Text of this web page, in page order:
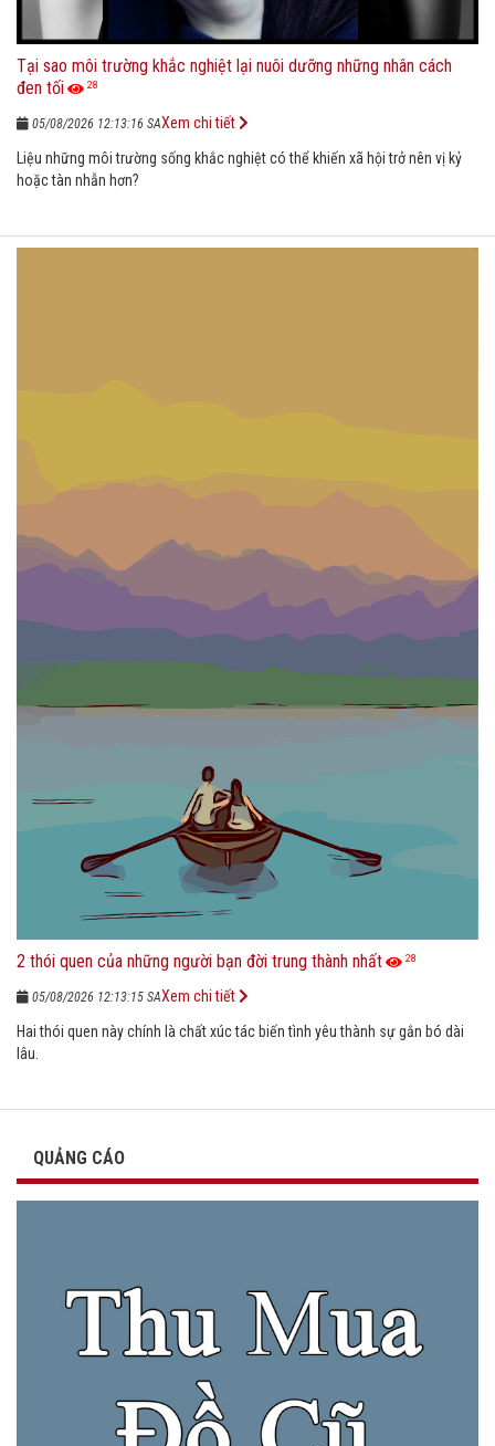
Tại sao môi trường khắc nghiệt lại nuôi dưỡng những nhân cách
đen tối
28
05/08/2026 12:13:16 SA
Liệu những môi trường sống khắc nghiệt có thể khiến xã hội trở nên vị kỷ
hoặc tàn nhẫn hơn?
Xem chi tiết
2 thói quen của những người bạn đời trung thành nhất 28
05/08/2026 12:13:15 SA
Hai thói quen này chính là chất xúc tác biến tình yêu thành sự gắn bó dài
lâu.
Xem chi tiết
QUẢNG CÁO